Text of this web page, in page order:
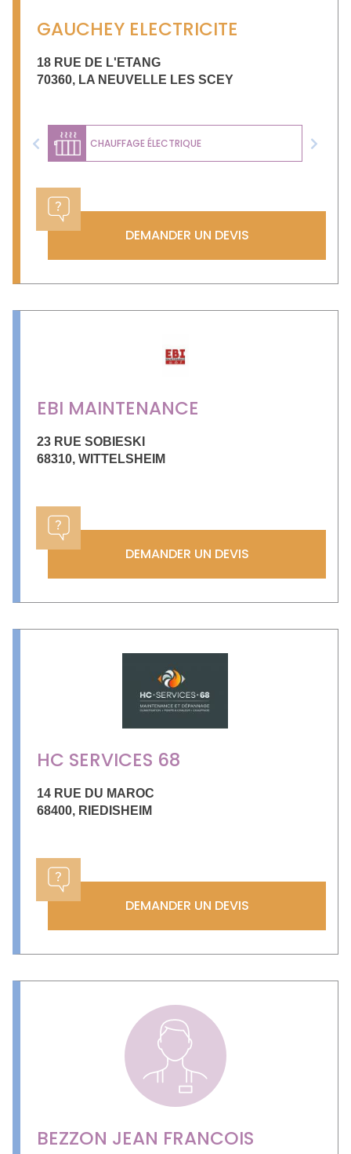
GAUCHEY ELECTRICITE
18 RUE DE L'ETANG
70360, LA NEUVELLE LES SCEY
CHAUFFAGE ÉLECTRIQUE
Previous Next
DEMANDER UN DEVIS
EBI MAINTENANCE
23 RUE SOBIESKI
68310, WITTELSHEIM
DEMANDER UN DEVIS
HC SERVICES 68
14 RUE DU MAROC
68400, RIEDISHEIM
DEMANDER UN DEVIS
BEZZON JEAN FRANCOIS